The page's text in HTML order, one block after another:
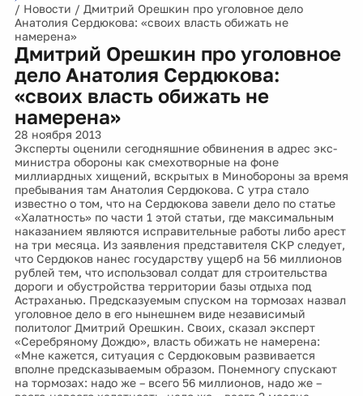
/ Новости / Дмитрий Орешкин про уголовное дело
Анатолия Сердюкова: «своих власть обижать не
намерена»
Дмитрий Орешкин про уголовное
дело Анатолия Сердюкова:
«своих власть обижать не
намерена»
28 ноября 2013
Эксперты оценили сегодняшние обвинения в адрес экс-
министра обороны как смехотворные на фоне
миллиардных хищений, вскрытых в Минобороны за время
пребывания там Анатолия Сердюкова. С утра стало
известно о том, что на Сердюкова завели дело по статье
«Халатность» по части 1 этой статьи, где максимальным
наказанием являются исправительные работы либо арест
на три месяца. Из заявления представителя СКР следует,
что Сердюков нанес государству ущерб на 56 миллионов
рублей тем, что использовал солдат для строительства
дороги и обустройства территории базы отдыха под
Астраханью. Предсказуемым спуском на тормозах назвал
уголовное дело в его нынешнем виде независимый
политолог Дмитрий Орешкин. Своих, сказал эксперт
«Серебряному Дождю», власть обижать не намерена:
«Мне кажется, ситуация с Сердюковым развивается
вполне предсказываемым образом. Понемногу спускают
на тормозах: надо же – всего 56 миллионов, надо же –